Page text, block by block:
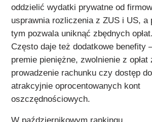
oddzielić wydatki prywatne od
usprawnia rozliczenia z ZUS i US, a
tym pozwala uniknąć zbędnych
Często daje też dodatkowe benefity
premie pieniężne, zwolnienie z opłat
prowadzenie rachunku czy dostęp do
atrakcyjnie oprocentowanych kont
oszczędnościowych.